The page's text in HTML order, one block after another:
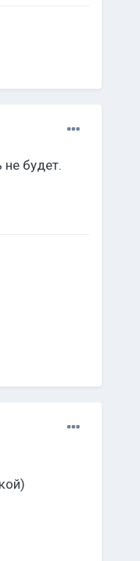
не будет.